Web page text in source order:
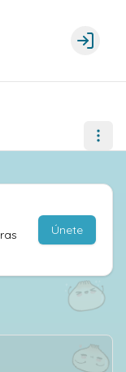
Login
Únete